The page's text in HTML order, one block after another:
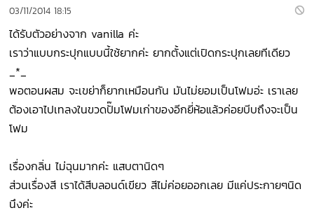
03/11/2014 18:15
ได้รับตัวอย่างจาก vanilla ค่ะ
เราว่าแบบกระปุกแบบนี้ใช้ยากค่ะ ยากตั้งแต่เปิดกระปุกเลยทีเดียว
_*_
พอตอนผสม จะเขย่าก็ยากเหมือนกัน มันไม่ยอมเป็นโฟมอ่ะ เราเลย
ต้องเอาไปเทลงในขวดปั๊มโฟมเก่าของอีกยี่ห้อแล้วค่อยบีบถึงจะเป็น
โฟม
เรื่องกลิ่น ไม่ฉุนมากค่ะ แสบตานิดๆ
ส่วนเรื่องสี เราได้สีบลอนด์เขียว สีไม่ค่อยออกเลย มีแค่ประกายๆนิด
นึงค่ะ